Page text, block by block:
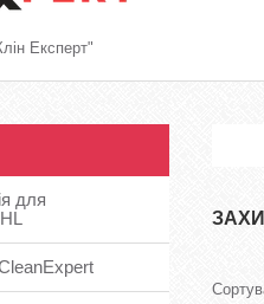
Експерт"
для